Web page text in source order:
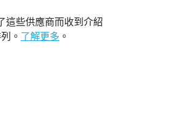
這些供應商而收到介紹
。 了解更多 。